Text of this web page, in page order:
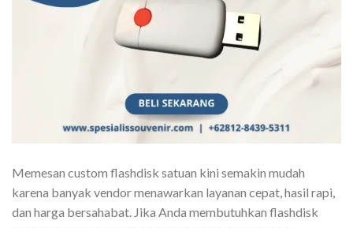
Memesan custom flashdisk satuan kini semakin mudah
karena banyak vendor menawarkan layanan cepat, hasil rapi,
dan harga bersahabat. Jika Anda membutuhkan flashdisk